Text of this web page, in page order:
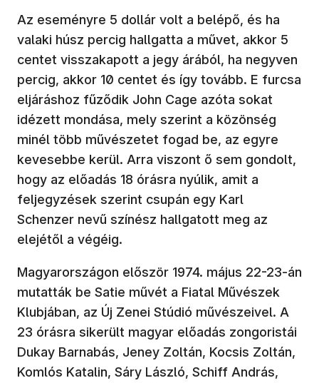
Az eseményre 5 dollár volt a belépő, és ha
valaki húsz percig hallgatta a művet, akkor 5
centet visszakapott a jegy árából, ha negyven
percig, akkor 10 centet és így tovább. E furcsa
eljáráshoz fűződik John Cage azóta sokat
idézett mondása, mely szerint a közönség
minél több művészetet fogad be, az egyre
kevesebbe kerül. Arra viszont ő sem gondolt,
hogy az előadás 18 órásra nyúlik, amit a
feljegyzések szerint csupán egy Karl
Schenzer nevű színész hallgatott meg az
elejétől a végéig.
Magyarországon először 1974. május 22-23-án
mutatták be Satie művét a Fiatal Művészek
Klubjában, az Új Zenei Stúdió művészeivel. A
23 órásra sikerült magyar előadás zongoristái
Dukay Barnabás, Jeney Zoltán, Kocsis Zoltán,
Komlós Katalin, Sáry László, Schiff András,